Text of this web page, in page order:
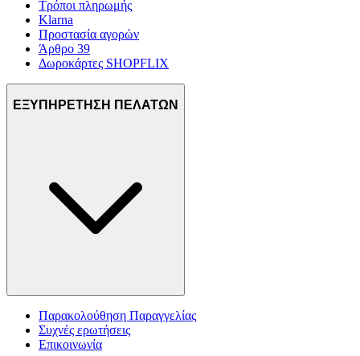
Τρόποι πληρωμής
Klarna
Προστασία αγορών
Άρθρο 39
Δωροκάρτες SHOPFLIX
ΕΞΥΠΗΡΕΤΗΣΗ ΠΕΛΑΤΩΝ
Παρακολούθηση Παραγγελίας
Συχνές ερωτήσεις
Επικοινωνία